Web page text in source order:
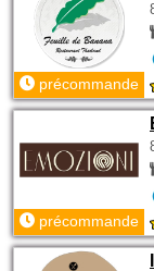
précommande
précommande